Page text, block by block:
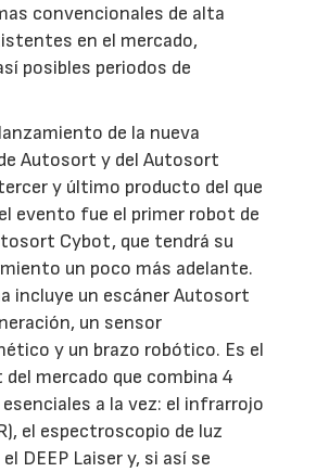
convencionales de alta
en el mercado,
posibles periodos de
de la nueva
Autosort y del Autosort
y último producto del que
evento fue el primer robot de
Cybot, que tendrá su
un poco más adelante.
incluye un escáner Autosort
un sensor
y un brazo robótico. Es el
mercado que combina 4
a la vez: el infrarrojo
el espectroscopio de luz
DEEP Laiser y, si así se